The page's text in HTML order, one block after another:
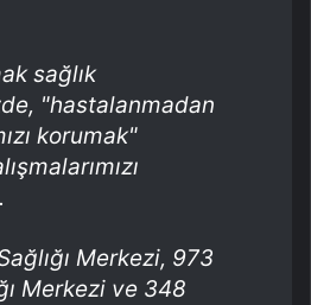
sağlık
"hastalanmadan
korumak"
Merkezi, 973
Merkezi ve 348